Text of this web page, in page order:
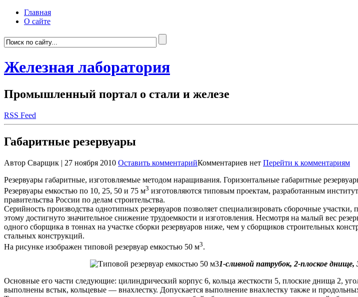
Главная
О сайте
Железная лаборатория
Промышленный портал о стали и железе
RSS Feed
Габаритные резервуары
Автор Сварщик | 27 ноября 2010 Оставить комментарийКомментариев нет Перейти к комментариям
Резервуары габаритные, изготовляемые методом наращивания. Горизонтальные габаритные
Резервуары емкостью по 10, 25, 50 и 75 м3 изготовляются типовым проектам, разработанным
правительства России по делам строительства.
Серийность производства однотипных резервуаров позволяет специализировать сборочные
этому достигнуто значительное снижение трудоемкости и изготовления. Несмотря на малый вес
одного сборщика в тоннах на участке сборки резервуаров ниже, чем у сборщиков строительных
стальных конструкций.
На рисунке изображен типовой резервуар емкостью 50 м3.
1-сливной патрубок, 2-плоское
Основные его части следующие: цилиндрический корпус 6, кольца жесткости 5, плоские днища 2,
выполнены встык, кольцевые — внахлестку. Допускается выполнение внахлестку также и